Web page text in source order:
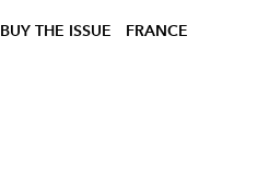
BUY THE ISSUE FRANCE